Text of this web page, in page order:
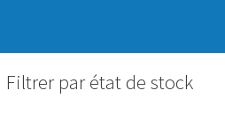
Filtrer par état de stock